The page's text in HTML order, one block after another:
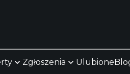
Zgłoszenia Ulubione